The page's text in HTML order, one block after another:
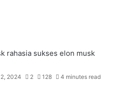
rahasia sukses elon musk
2024 2 128 4 minutes read